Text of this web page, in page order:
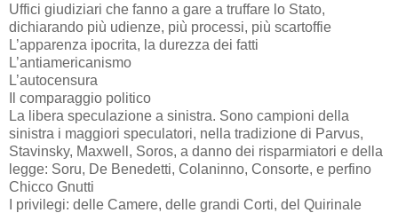
Uffici giudiziari che fanno a gare a truffare lo Stato,
dichiarando più udienze, più processi, più scartoffie
L’apparenza ipocrita, la durezza dei fatti
L’antiamericanismo
L’autocensura
Il comparaggio politico
La libera speculazione a sinistra. Sono campioni della
sinistra i maggiori speculatori, nella tradizione di Parvus,
Stavinsky, Maxwell, Soros, a danno dei risparmiatori e della
legge: Soru, De Benedetti, Colaninno, Consorte, e perfino
Chicco Gnutti
I privilegi: delle Camere, delle grandi Corti, del Quirinale